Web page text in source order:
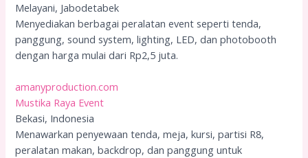
Melayani, Jabodetabek
Menyediakan berbagai peralatan event seperti tenda,
panggung, sound system, lighting, LED, dan photobooth
dengan harga mulai dari Rp2,5 juta.
amanyproduction.com
Mustika Raya Event
Bekasi, Indonesia
Menawarkan penyewaan tenda, meja, kursi, partisi R8,
peralatan makan, backdrop, dan panggung untuk